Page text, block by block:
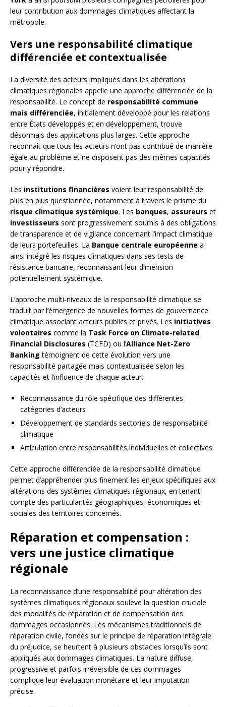
leur contribution aux dommages climatiques affectant la
métropole.
Vers une responsabilité climatique
différenciée et contextualisée
La diversité des acteurs impliqués dans les altérations
climatiques régionales appelle une approche différenciée de la
responsabilité. Le concept de responsabilité commune
mais différenciée, initialement développé pour les relations
entre États développés et en développement, trouve
désormais des applications plus larges. Cette approche
reconnaît que tous les acteurs n’ont pas contribué de manière
égale au problème et ne disposent pas des mêmes capacités
pour y répondre.
Les institutions financières voient leur responsabilité de
plus en plus questionnée, notamment à travers le prisme du
risque climatique systémique. Les banques, assureurs et
investisseurs sont progressivement soumis à des obligations
de transparence et de vigilance concernant l’impact climatique
de leurs portefeuilles. La Banque centrale européenne a
ainsi intégré les risques climatiques dans ses tests de
résistance bancaire, reconnaissant leur dimension
potentiellement systémique.
L’approche multi-niveaux de la responsabilité climatique se
traduit par l’émergence de nouvelles formes de gouvernance
climatique associant acteurs publics et privés. Les initiatives
volontaires comme la Task Force on Climate-related
Financial Disclosures (TCFD) ou l’Alliance Net-Zero
Banking témoignent de cette évolution vers une
responsabilité partagée mais contextualisée selon les
capacités et l’influence de chaque acteur.
Reconnaissance du rôle spécifique des différentes
catégories d’acteurs
Développement de standards sectoriels de responsabilité
climatique
Articulation entre responsabilités individuelles et collectives
Cette approche différenciée de la responsabilité climatique
permet d’appréhender plus finement les enjeux spécifiques aux
altérations des systèmes climatiques régionaux, en tenant
compte des particularités géographiques, économiques et
sociales des territoires concernés.
Réparation et compensation :
vers une justice climatique
régionale
La reconnaissance d’une responsabilité pour altération des
systèmes climatiques régionaux soulève la question cruciale
des modalités de réparation et de compensation des
dommages occasionnés. Les mécanismes traditionnels de
réparation civile, fondés sur le principe de réparation intégrale
du préjudice, se heurtent à plusieurs obstacles lorsqu’ils sont
appliqués aux dommages climatiques. La nature diffuse,
progressive et parfois irréversible de ces dommages
complique leur évaluation monétaire et leur imputation
précise.